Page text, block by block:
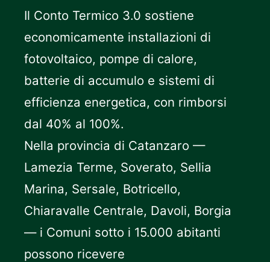
Il Conto Termico 3.0 sostiene
economicamente installazioni di
fotovoltaico, pompe di calore,
batterie di accumulo e sistemi di
efficienza energetica, con rimborsi
dal 40% al 100%.
Nella provincia di Catanzaro —
Lamezia Terme, Soverato, Sellia
Marina, Sersale, Botricello,
Chiaravalle Centrale, Davoli, Borgia
— i Comuni sotto i 15.000 abitanti
possono ricevere